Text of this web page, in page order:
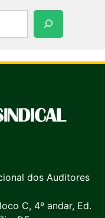
dos Auditores
C, 4º andar, Ed.